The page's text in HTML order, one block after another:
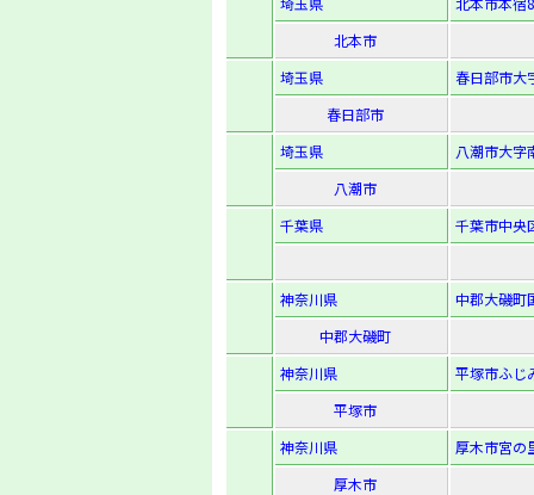
北本市
埼玉県
春日部市大
春日部市
埼玉県
八潮市大字
八潮市
千葉県
千葉市中央
神奈川県
中郡大磯町
中郡大磯町
神奈川県
平塚市ふじ
平塚市
神奈川県
厚木市宮の
厚木市